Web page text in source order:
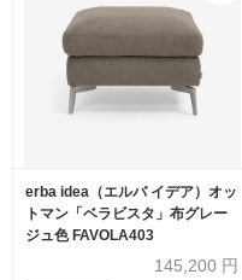
erba idea（エルバ イデア）オッ
トマン「ベラビスタ」布グレー
ジュ色 FAVOLA403
145,200 円